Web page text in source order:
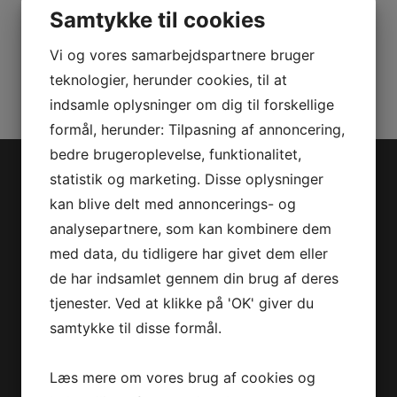
Kategorier:PWC, Reservedele
Jet-Trade Powersport
Jegstrupvej 280
8361 Hasselager
Telefon:+45 70 200 600
E-mail:info@jettrade.dk
CVR-nummer: 27233678
Produkter
Samtykke til cookies
Vi og vores samarbejdspartnere bruger
teknologier, herunder cookies, til at
indsamle oplysninger om dig til forskellige
formål, herunder: Tilpasning af annoncering,
bedre brugeroplevelse, funktionalitet,
statistik og marketing. Disse oplysninger
kan blive delt med annoncerings- og
analysepartnere, som kan kombinere dem
med data, du tidligere har givet dem eller
de har indsamlet gennem din brug af deres
tjenester. Ved at klikke på 'OK' giver du
samtykke til disse formål.
Læs mere om vores brug af cookies og